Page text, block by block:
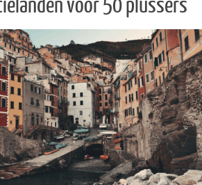
voor 50 plussers